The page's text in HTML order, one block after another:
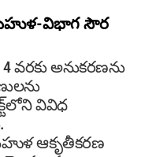
బహుళ-విభాగ సౌర
వరకు అనుకరణను
వివిధ
ఆకృతీకరణ